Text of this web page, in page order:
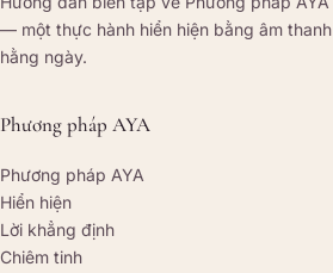
— một thực hành hiển hiện bằng âm thanh
hằng ngày.
Phương pháp AYA
Phương pháp AYA
Hiển hiện
Lời khẳng định
Chiêm tinh